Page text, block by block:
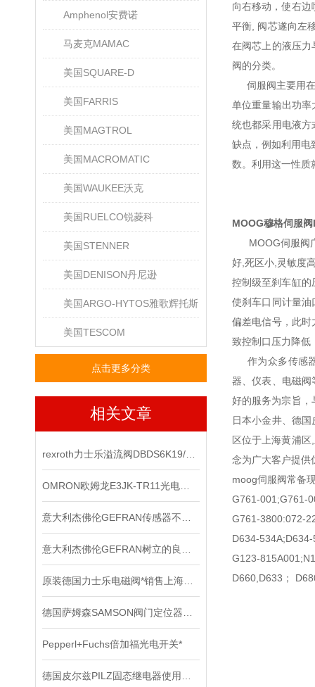
Amphenol安费诺
马麦克MAMAC
美国SQUARE-D
美国FARRIS
美国MAGTROL
美国MACROMATIC
美国WAUKEE沃克
美国RUELCO锐菱科
美国STENNER
美国DENISON丹尼逊
美国ARGO-HYTOS雅歌辉托斯
美国TESCOM
点击更多分类
相关文章
Pepperl+Fuchs倍加福光电开关*
向右移动，使右
平衡, 阀芯遂向左
在阀芯上的液压
阀的分类。
伺服阀主要用在
单位重量输出功
统也都采用电液
缺点，例如利用电
数。利用这一性质
MOOG穆格伺服
MOOG伺服阀广
好,死区小,灵敏度
控制级至刹车缸的
使刹车口同计量
偏差电信号，此
致控制口压力降低
作为众多传感器
器、仪表、电磁
好的服务为宗旨，
日本小金井、德
区位于上海黄浦
念为广大客户提供
moog伺服阀常备
G761-001;G761-
G761-3800:072-
D634-
G123-
D660,D633；